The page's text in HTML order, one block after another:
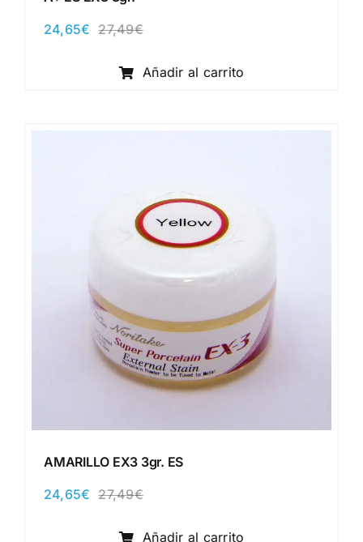
27,49€El
original
era:
24,65€
El
actual
es:
Añadir al carrito
AMARILLO EX3 3gr. ES
27,49€El
original
24,65€
El
actual
Añadir al carrito